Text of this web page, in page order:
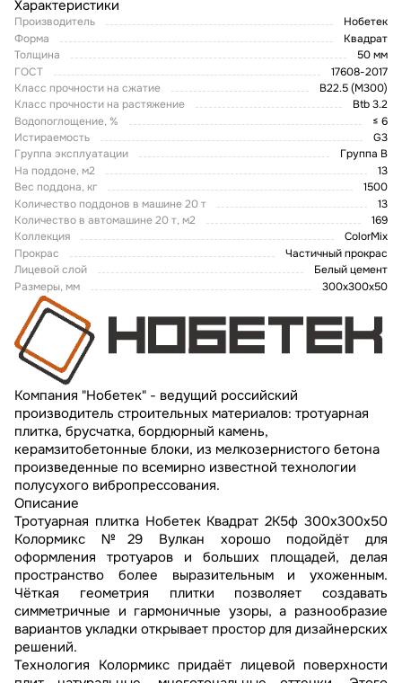
Характеристики
Производитель
Нобетек
Форма
Квадрат
Толщина
50 мм
ГОСТ
17608-2017
Класс прочности на сжатие
B22.5 (M300)
Класс прочности на растяжение
Btb 3.2
Водопоглощение, %
≤ 6
Истираемость
G3
Группа эксплуатации
Группа В
На поддоне, м2
13
Вес поддона, кг
1500
Количество поддонов в машине 20 т
13
Количество в автомашине 20 т, м2
169
Коллекция
ColorMix
Прокрас
Частичный прокрас
Лицевой слой
Белый цемент
Размеры, мм
300х300х50
Компания "Нобетек" - ведущий российский
производитель строительных материалов: тротуарная
плитка, брусчатка, бордюрный камень,
керамзитобетонные блоки, из мелкозернистого бетона
произведенные по всемирно известной технологии
полусухого вибропрессования.
Описание
Тротуарная плитка Нобетек Квадрат 2К5ф 300x300x50
Колормикс №29 Вулкан хорошо подойдёт для
оформления тротуаров и больших площадей, делая
пространство более выразительным и ухоженным.
Чёткая геометрия плитки позволяет создавать
симметричные и гармоничные узоры, а разнообразие
вариантов укладки открывает простор для дизайнерских
решений.
Технология Колормикс придаёт лицевой поверхности